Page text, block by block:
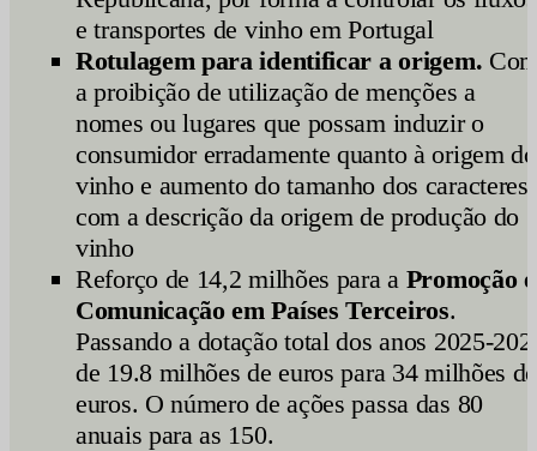
e transportes de vinho em Portugal
Rotulagem para identificar a origem.
a proibição de utilização de menções a
nomes ou lugares que possam induzir o
consumidor erradamente quanto à origem do
vinho e aumento do tamanho dos caracteres
com a descrição da origem de produção do
vinho
Reforço de 14,2 milhões para a Promoção e
Comunicação em Países Terceiros.
Passando a dotação total dos anos 2025-
de 19.8 milhões de euros para 34 milhões de
euros. O número de ações passa das 80
anuais para as 150.